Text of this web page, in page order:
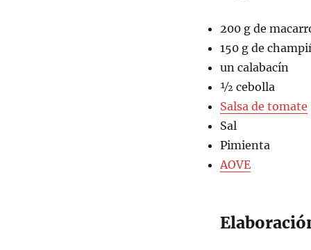
200 g de
150 g de
un calabacín
½ cebolla
Salsa de tomate
Sal
Pimienta
AOVE